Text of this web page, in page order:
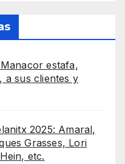
estafa,
a sus clientes y
2025: Amaral,
Grasses, Lori
etc.